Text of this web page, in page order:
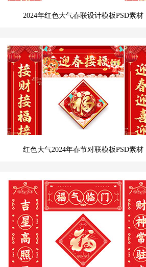
2024年红色大气春联设计模板PSD素材
红色大气2024年春节对联模板PSD素材